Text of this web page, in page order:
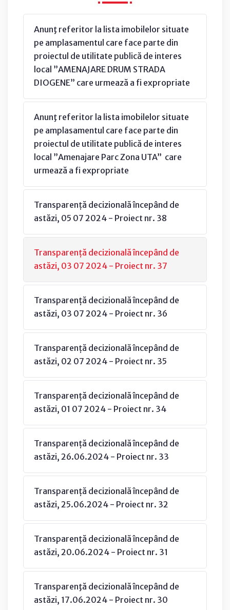
Anunţ referitor la lista imobilelor situate
pe amplasamentul care face parte din
proiectul de utilitate publică de interes
local ”AMENAJARE DRUM STRADA
DIOGENE” care urmează a fi expropriate
Anunţ referitor la lista imobilelor situate
pe amplasamentul care face parte din
proiectul de utilitate publică de interes
local ”Amenajare Parc Zona UTA” care
urmează a fi expropriate
Transparență decizională începând de
astăzi, 05 07 2024 - Proiect nr. 38
Transparență decizională începând de
astăzi, 03 07 2024 - Proiect nr. 37
Transparență decizională începând de
astăzi, 03 07 2024 - Proiect nr. 36
Transparență decizională începând de
astăzi, 02 07 2024 - Proiect nr. 35
Transparență decizională începând de
astăzi, 01 07 2024 - Proiect nr. 34
Transparență decizională începând de
astăzi, 26.06.2024 - Proiect nr. 33
Transparență decizională începând de
astăzi, 25.06.2024 - Proiect nr. 32
Transparență decizională începând de
astăzi, 20.06.2024 - Proiect nr. 31
Transparenţă decizională începând de
astăzi, 17.06.2024 - Proiect nr. 30